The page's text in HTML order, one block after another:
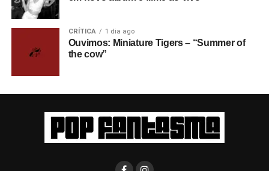
CRÍTICA 1 dia ago
Ouvimos: Miniature Tigers – “Summer of
the cow”